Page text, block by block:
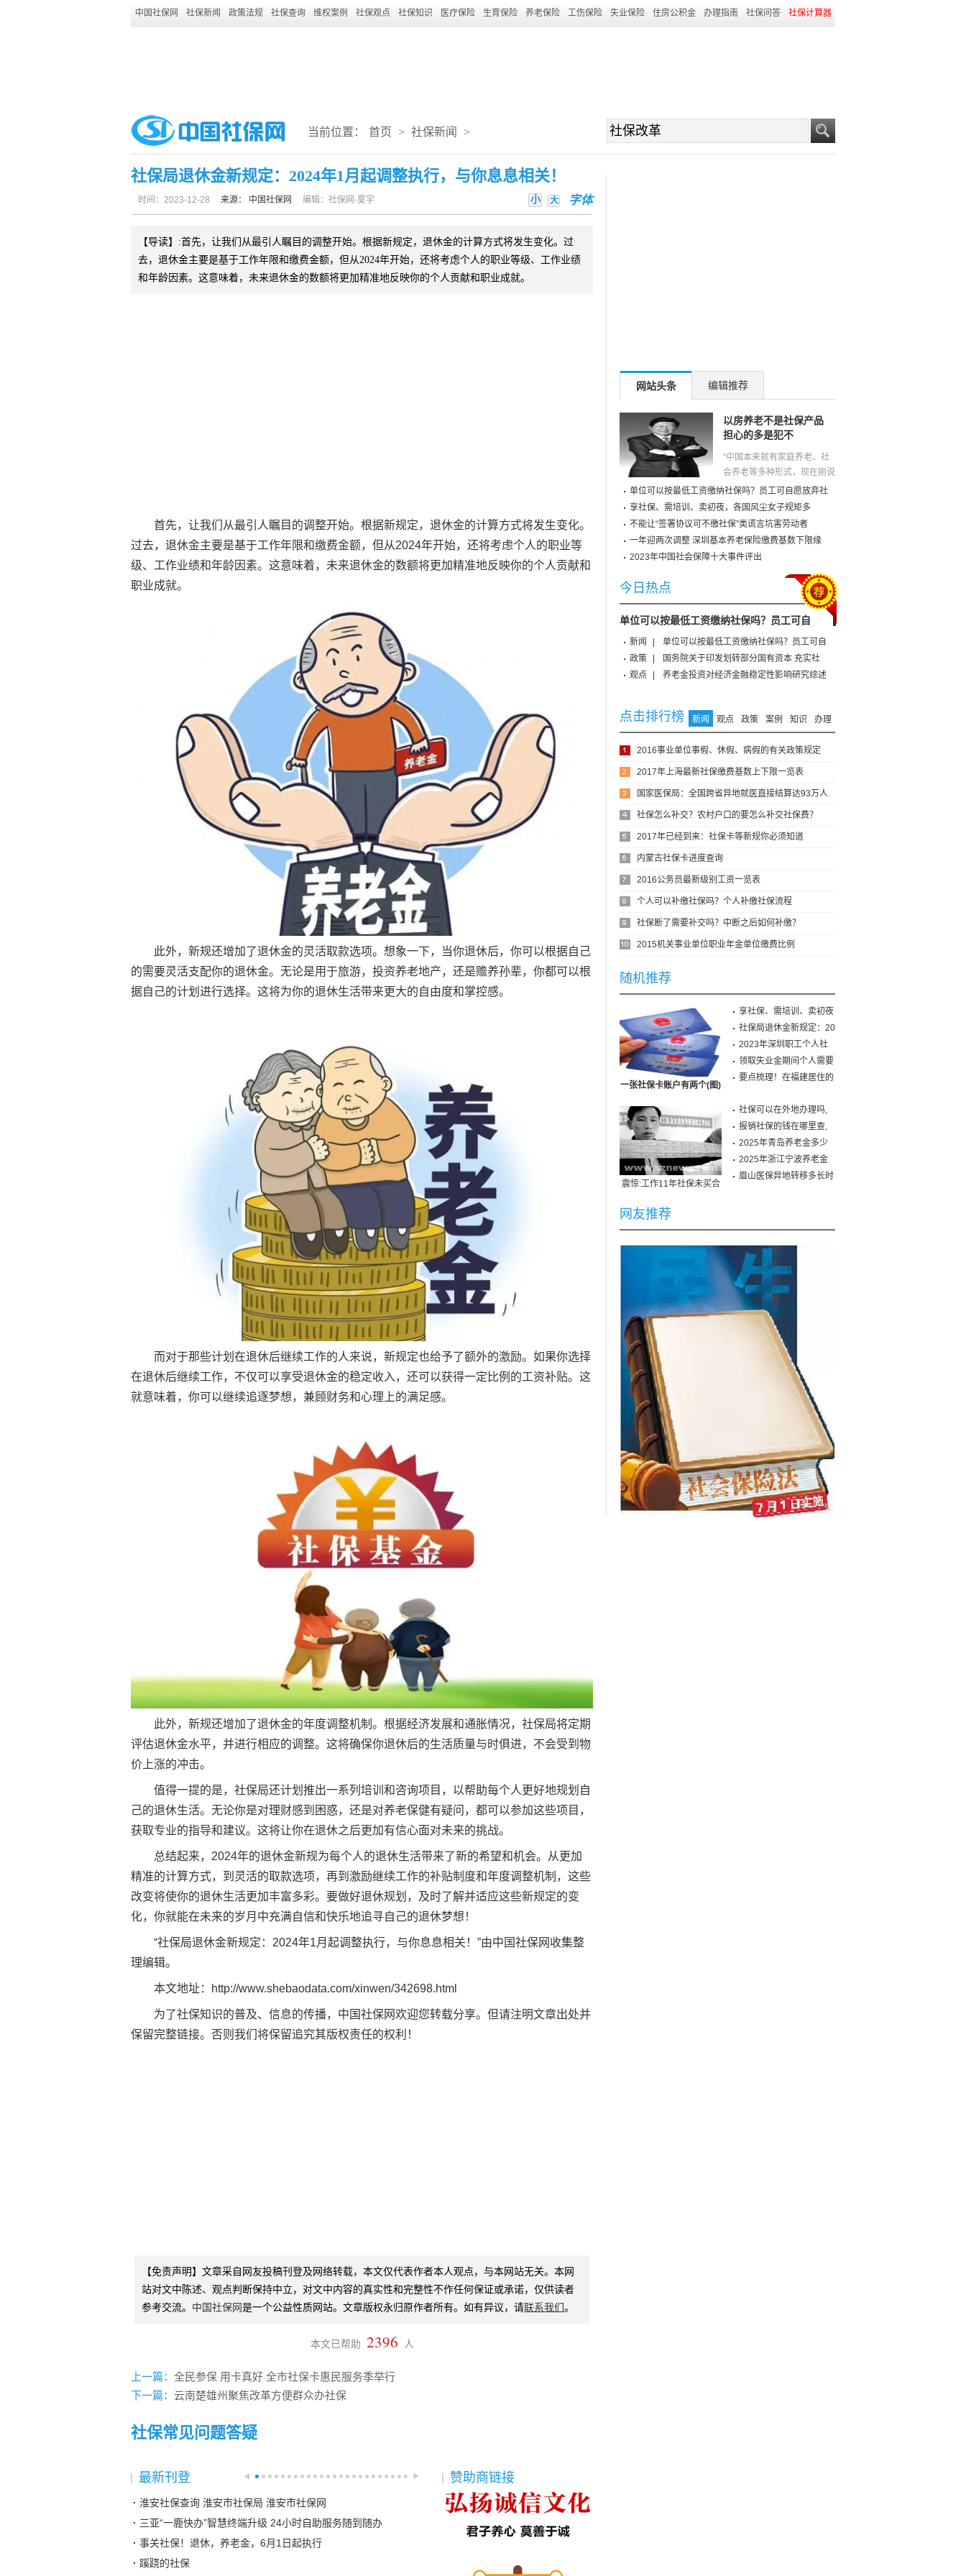
中国社保网 社保新闻 政策法规 社保查询 维权案例 社保观点 社保知识 医疗保险 生育保险 养老保险 工伤保险 失业保险 住房公积金 办理指南 社保问答 社保计算器
当前位置： 首页 > 社保新闻 >
社保局退休金新规定：2024年1月起调整执行，与你息息相关！
字体
小 大
时间：2023-12-28 来源： 中国社保网 编辑：社保网-夏宇
【导读】:首先，让我们从最引人瞩目的调整开始。根据新规定，退休金的计算方式将发生变化。过
去，退休金主要是基于工作年限和缴费金额，但从2024年开始，还将考虑个人的职业等级、工作业绩
和年龄因素。这意味着，未来退休金的数额将更加精准地反映你的个人贡献和职业成就。
首先，让我们从最引人瞩目的调整开始。根据新规定，退休金的计算方式将发生变化。
过去，退休金主要是基于工作年限和缴费金额，但从2024年开始，还将考虑个人的职业等
级、工作业绩和年龄因素。这意味着，未来退休金的数额将更加精准地反映你的个人贡献和
职业成就。
此外，新规还增加了退休金的灵活取款选项。想象一下，当你退休后，你可以根据自己
的需要灵活支配你的退休金。无论是用于旅游，投资养老地产，还是赡养孙辈，你都可以根
据自己的计划进行选择。这将为你的退休生活带来更大的自由度和掌控感。
而对于那些计划在退休后继续工作的人来说，新规定也给予了额外的激励。如果你选择
在退休后继续工作，不仅可以享受退休金的稳定收入，还可以获得一定比例的工资补贴。这
就意味着，你可以继续追逐梦想，兼顾财务和心理上的满足感。
此外，新规还增加了退休金的年度调整机制。根据经济发展和通胀情况，社保局将定期
评估退休金水平，并进行相应的调整。这将确保你退休后的生活质量与时俱进，不会受到物
价上涨的冲击。
值得一提的是，社保局还计划推出一系列培训和咨询项目，以帮助每个人更好地规划自
己的退休生活。无论你是对理财感到困惑，还是对养老保健有疑问，都可以参加这些项目，
获取专业的指导和建议。这将让你在退休之后更加有信心面对未来的挑战。
总结起来，2024年的退休金新规为每个人的退休生活带来了新的希望和机会。从更加
精准的计算方式，到灵活的取款选项，再到激励继续工作的补贴制度和年度调整机制，这些
改变将使你的退休生活更加丰富多彩。要做好退休规划，及时了解并适应这些新规定的变
化，你就能在未来的岁月中充满自信和快乐地追寻自己的退休梦想！
“社保局退休金新规定：2024年1月起调整执行，与你息息相关！”由中国社保网 收集整
理编辑。
本文地址： http://www.shebaodata.com/xinwen/342698.html
为了社保知识的普及、信息的传播， 中国社保网欢迎您转载分享。但请注明文章出处并
保留完整链接。否则我们将保留追究其版权责任的权利！
【免责声明】文章采自网友投稿刊登及网络转载，本文仅代表作者本人观点，与本网站无关。本网
站对文中陈述、观点判断保持中立，对文中内容的真实性和完整性不作任何保证或承诺，仅供读者
参考交流。 中国社保网是一个公益性质网站。文章版权永归原作者所有。如有异议，请联系我们。
本文已帮助 2396 人
上一篇： 全民参保 用卡真好 全市社保卡惠民服务季举行
下一篇： 云南楚雄州聚焦改革方便群众办社保
社保常见问题答疑
最新刊登
淮安社保查询 淮安市社保局 淮安市社保网
三亚“一鹿快办”智慧终端升级 24小时自助服务随到随办
事关社保！退休，养老金，6月1日起执行
蹊跷的社保
赞助商链接
网站头条 编辑推荐
以房养老不是社保产品
担心的多是犯不
“中国本来就有家庭养老、社
会养老等多种形式，现在刚说
要给有房无子女老人多一个以
房养老商业保险的选择，没想
到把很多人给搞糊涂了，以为
单位可以按最低工资缴纳社保吗？员工可自愿放弃社
享社保、需培训、卖初夜，各国风尘女子规矩多
不能让“签署协议可不缴社保”类谎言坑害劳动者
一年迎两次调整 深圳基本养老保险缴费基数下限缘
2023年中国社会保障十大事件评出
今日热点
单位可以按最低工资缴纳社保吗？员工可自
新闻
单位可以按最低工资缴纳社保吗？员工可自
政策
国务院关于印发划转部分国有资本 充实社
观点
养老金投资对经济金融稳定性影响研究综述
点击排行榜 新闻 观点 政策 案例 知识 办理
2016事业单位事假、休假、病假的有关政策规定
2017年上海最新社保缴费基数上下限一览表
国家医保局：全国跨省异地就医直接结算达93万人
次 社保怎么补交？农村户口的要怎么补交社保费？
2017年已经到来：社保卡等新规你必须知道
内蒙古社保卡进度查询
2016公务员最新级别工资一览表
个人可以补缴社保吗？个人补缴社保流程
社保断了需要补交吗？中断之后如何补缴？
2015机关事业单位职业年金单位缴费比例
随机推荐
一张社保卡账户有两个(图)
社保个人权益记录下月可
热线查询
2012上海社保缴费比例
2012上海社保比例
企业宁愿多发钱也不缴社
保 多地社保纠纷背后
汕尾社保查询 汕尾市养老
保险查询 汕尾社保网
享社保、需培训、卖初夜
社保局退休金新规定：20
2023年深圳职工个人社
保领取失业金期间个人需要
要点梳理！在福建居住的
震惊:工作11年社保未买合
规定：报销条件、材料
泰州生育保险并入基本医
疗保险最新消息
吉林省公积金贷款材料
社保可以在外地办理吗,
报销社保的钱在哪里查,
2025年青岛养老金多少
钱2025年浙江宁波养老金
认眉山医保异地转移多长时
网友推荐